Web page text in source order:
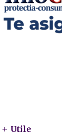
Utile